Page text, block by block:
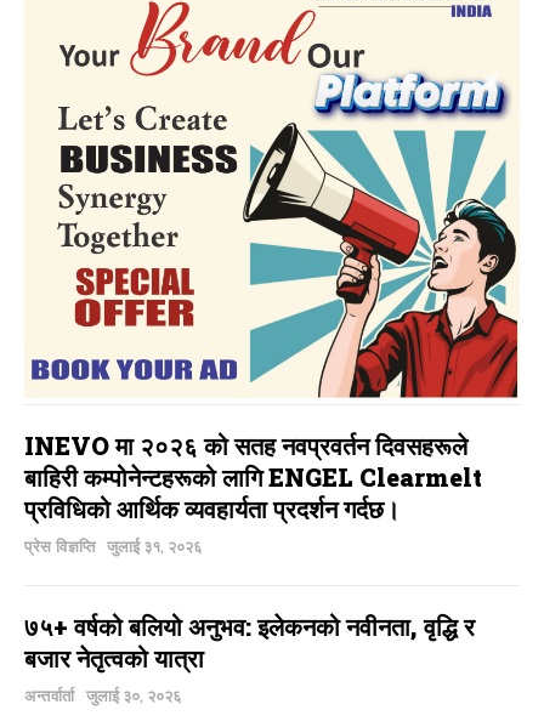
INEVO मा २०२६ को सतह नवप्रवर्तन दिवसहरूले
बाहिरी कम्पोनेन्टहरूको लागि ENGEL Clearmelt
प्रविधिको आर्थिक व्यवहार्यता प्रदर्शन गर्दछ।
प्रेस विज्ञप्ति जुलाई ३१, २०२६
७५+ वर्षको बलियो अनुभव: इलेकनको नवीनता, वृद्धि र
बजार नेतृत्वको यात्रा
अन्तर्वार्ता जुलाई ३०, २०२६